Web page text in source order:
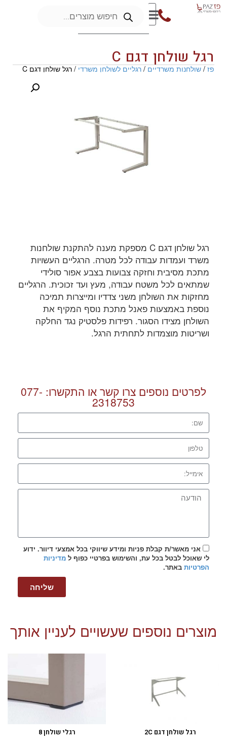
רגל שולחן דגם C
פז/שולחנות משרדיים/רגליים לשולחן משרדי/ רגל שולחן דגם C
רגל שולחן דגם C מספקת מענה להתקנת שולחנות
משרד ועמדות עבודה לכל מטרה. הרגליים העשויות
מתכת מסיבית וחזקה צבועות בצבע אפור סולידי
שמתאים לכל משטח עבודה, מעץ ועד זכוכית. הרגליים
מחזקות את השולחן משני צדדיו ומייצרות תמיכה
נוספת באמצעות פאנל מתכת נוסף המקיף את
השולחן מצידו הסגור. רפידות פלסטיק נגד החלקה
ושריטות מוצמדות לתחתית הרגל.
לפרטים נוספים צרו קשר או התקשרו: 077-
2318753
אני מאשר/ת קבלת פניות ומידע שיווקי בכל אמצעי דיוור. ידוע
לי שאוכל לבטל בכל עת, והשימוש בפרטיי כפוף ל מדיניות
הפרטיות באתר.
שליחה
מוצרים נוספים שעשויים לעניין אותך
רגל שולחן דגם 2C רגלי שולחן 8